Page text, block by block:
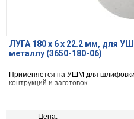
ЛУГА 180 х 6 х 22.2 мм, для
металлу (3650-180-06)
Применяется на УШМ для шлифовки
контрукций и заготовок
Цена,